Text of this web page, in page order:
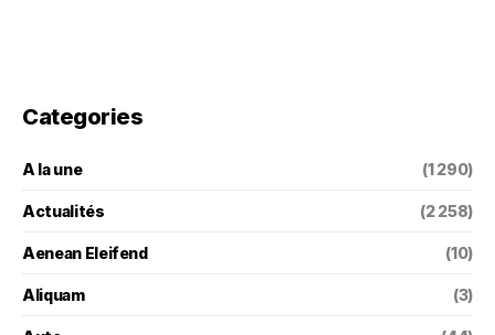
Categories
A la une (1 290)
Actualités (2 258)
Aenean Eleifend (10)
Aliquam (3)